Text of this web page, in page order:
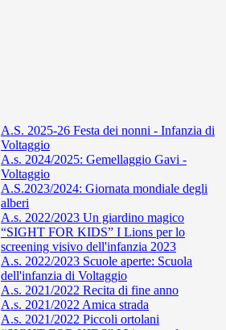
A.S. 2025-26 Festa dei nonni - Infanzia di
Voltaggio
A.s. 2024/2025: Gemellaggio Gavi -
Voltaggio
A.S.2023/2024: Giornata mondiale degli
alberi
A.s. 2022/2023 Un giardino magico
“SIGHT FOR KIDS” I Lions per lo
screening visivo dell'infanzia 2023
A.s. 2022/2023 Scuole aperte: Scuola
dell'infanzia di Voltaggio
A.s. 2021/2022 Recita di fine anno
A.s. 2021/2022 Amica strada
A.s. 2021/2022 Piccoli ortolani